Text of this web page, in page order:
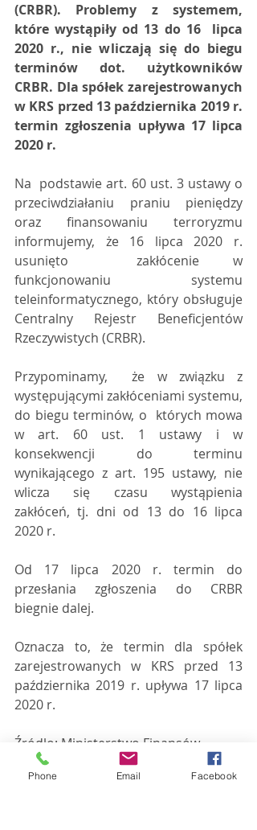
(CRBR). Problemy z systemem,
które wystąpiły od 13 do 16  lipca
2020 r., nie wliczają się do biegu
terminów dot. użytkowników
CRBR. Dla spółek zarejestrowanych
w KRS przed 13 października 2019 r.
termin zgłoszenia upływa 17 lipca
2020 r.
Na  podstawie art. 60 ust. 3 ustawy o
przeciwdziałaniu praniu pieniędzy
oraz finansowaniu terroryzmu
informujemy, że 16 lipca 2020 r.
usunięto  zakłócenie w
funkcjonowaniu systemu
teleinformatycznego, który obsługuje
Centralny Rejestr Beneficjentów
Rzeczywistych (CRBR).
Przypominamy,  że w związku z
występującymi zakłóceniami systemu,
do biegu terminów, o  których mowa
w art. 60 ust. 1 ustawy i w
konsekwencji do terminu
wynikającego z art. 195 ustawy, nie
wlicza się czasu wystąpienia
zakłóceń, tj. dni od 13 do 16 lipca
2020 r.
Od 17 lipca 2020 r. termin do
przesłania zgłoszenia do CRBR
biegnie dalej.
Oznacza to, że termin dla spółek
zarejestrowanych w KRS przed 13
października 2019 r. upływa 17 lipca
2020 r.
Źródło: Ministerstwo Finansów
Aktualności
Phone Email Facebook